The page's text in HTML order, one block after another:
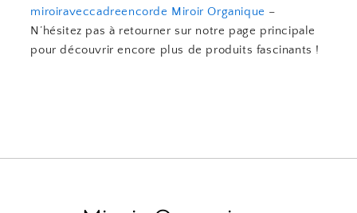
miroiraveccadreencorde Miroir Organique –
N’hésitez pas à retourner sur notre page principale
pour découvrir encore plus de produits fascinants !